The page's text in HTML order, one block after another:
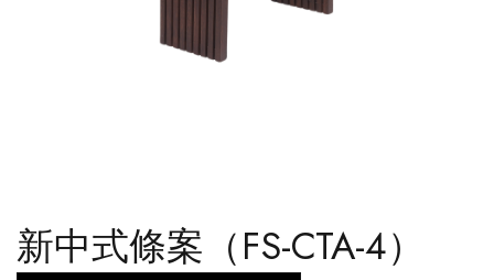
新中式條案（FS-CTA-4）